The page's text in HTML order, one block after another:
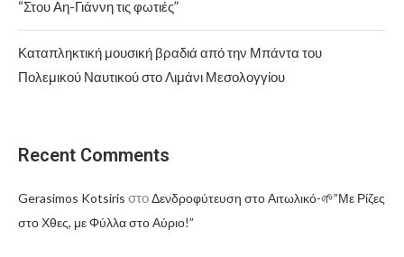
“Στου Αη-Γιάννη τις φωτιές”
Καταπληκτική μουσική βραδιά από την Μπάντα του
Πολεμικού Ναυτικού στο Λιμάνι Μεσολογγίου
Recent Comments
Gerasimos Kotsiris στοΔενδροφύτευση στο Αιτωλικό-🌱”Με Ρίζες
στο Χθες, με Φύλλα στο Αύριο!”